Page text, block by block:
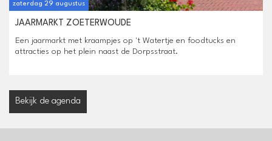
zaterdag 29 augustus
JAARMARKT ZOETERWOUDE
Een jaarmarkt met kraampjes op 't Watertje en foodtucks en
attracties op het plein naast de Dorpsstraat.
Bekijk de agenda